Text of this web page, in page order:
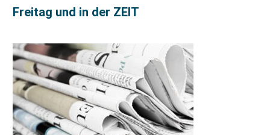
Freitag und in der ZEIT